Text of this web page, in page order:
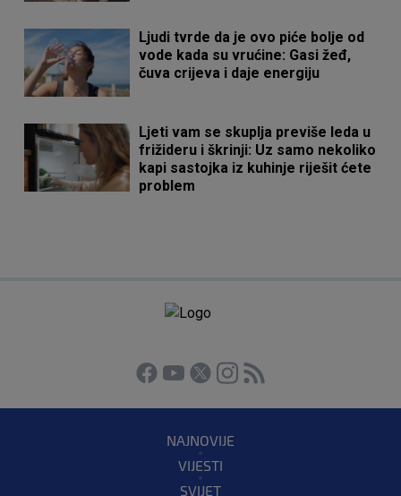
Ljudi tvrde da je ovo piće bolje od
vode kada su vrućine: Gasi žeđ,
čuva crijeva i daje energiju
Ljeti vam se skuplja previše leda u
frižideru i škrinji: Uz samo nekoliko
kapi sastojka iz kuhinje riješit ćete
problem
NAJNOVIJE
VIJESTI
SVIJET